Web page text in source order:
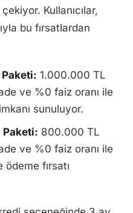
Kullanıcılar,
bu fırsatlardan
Paketi: 1.000.000 TL
ve %0 faiz oranı ile
sunuluyor.
Paketi: 800.000 TL
ve %0 faiz oranı ile
fırsatı